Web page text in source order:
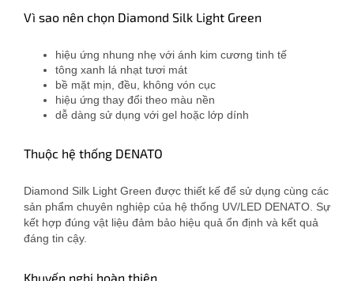
Vì sao nên chọn Diamond Silk Light Green
hiệu ứng nhung nhẹ với ánh kim cương tinh tế
tông xanh lá nhạt tươi mát
bề mặt mịn, đều, không vón cục
hiệu ứng thay đổi theo màu nền
dễ dàng sử dụng với gel hoặc lớp dính
Thuộc hệ thống DENATO
Diamond Silk Light Green được thiết kế để sử dụng cùng các
sản phẩm chuyên nghiệp của hệ thống UV/LED DENATO. Sự
kết hợp đúng vật liệu đảm bảo hiệu quả ổn định và kết quả
đáng tin cậy.
Khuyến nghị hoàn thiện